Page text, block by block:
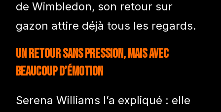
de Wimbledon, son retour sur
gazon attire déjà tous les regards.
Un retour sans pression, mais avec
beaucoup d’émotion
Serena Williams l’a expliqué : elle